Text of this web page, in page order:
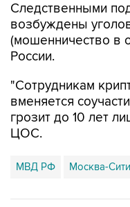
Следственными
возбуждены
(мошенничество в
России.
"Сотрудникам
вменяется
грозит до 10 лет
ЦОС.
МВД РФ Москва-Сити